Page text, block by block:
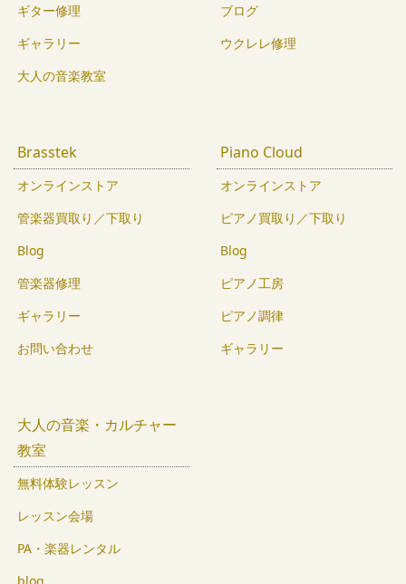
ギター修理
ギャラリー
大人の音楽教室
ブログ
ウクレレ修理
Brasstek
オンラインストア
管楽器買取り／下取り
Blog
管楽器修理
ギャラリー
お問い合わせ
Piano Cloud
オンラインストア
ピアノ買取り／下取り
Blog
ピアノ工房
ピアノ調律
ギャラリー
大人の音楽・カルチャー
教室
無料体験レッスン
レッスン会場
PA・楽器レンタル